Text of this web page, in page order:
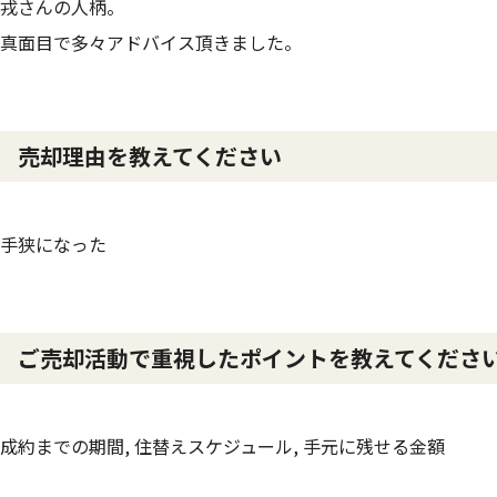
戎さんの人柄。
真面目で多々アドバイス頂きました。
売却理由を教えてください
手狭になった
ご売却活動で重視したポイントを教えてくださ
成約までの期間, 住替えスケジュール, 手元に残せる金額